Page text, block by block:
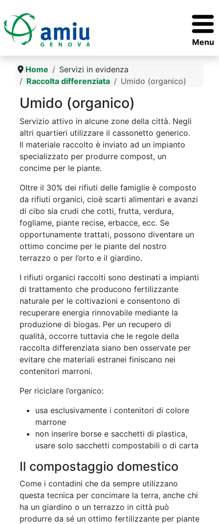
Menu
Home
Servizi in evidenza
Raccolta differenziata
Umido (organico)
Umido (organico)
Servizio attivo in alcune zone della città. Negli
altri quartieri utilizzare il cassonetto generico.
Il materiale raccolto è inviato ad un impianto
specializzato per produrre compost, un
concime per le piante.
Oltre il 30% dei rifiuti delle famiglie è composto
da rifiuti organici, cioè scarti alimentari e avanzi
di cibo sia crudi che cotti, frutta, verdura,
fogliame, piante recise, erbacce, ecc. Se
opportunamente trattati, possono diventare un
ottimo concime per le piante del nostro
terrazzo o per l’orto e il giardino.
I rifiuti organici raccolti sono destinati a impianti
di trattamento che producono fertilizzante
naturale per le coltivazioni e consentono di
recuperare energia rinnovabile mediante la
produzione di biogas. Per un recupero di
qualità, occorre tuttavia che le regole della
raccolta differenziata siano ben osservate per
evitare che materiali estranei finiscano nei
contenitori marroni.
Per riciclare l’organico:
usa esclusivamente i contenitori di colore
marrone
non inserire borse e sacchetti di plastica,
usare solo sacchetti compostabili o di carta
Il compostaggio domestico
Come i contadini che da sempre utilizzano
questa tecnica per concimare la terra, anche chi
ha un giardino o un terrazzo in città può
produrre da sé un ottimo fertilizzante per piante